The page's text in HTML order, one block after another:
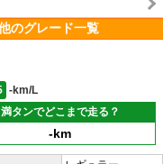
のグレード一覧
-km/L
満タンでどこまで走る？
-km